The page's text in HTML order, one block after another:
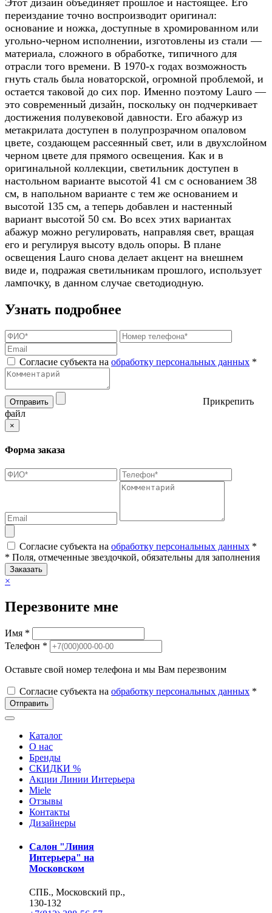
переиздание точно воспроизводит оригинал:
основание и ножка, доступные в хромированном или
угольно-черном исполнении, изготовлены из стали —
материала, сложного в обработке, типичного для
отрасли того времени. В 1970-х годах возможность
гнуть сталь была новаторской, огромной проблемой, и
остается таковой до сих пор. Именно поэтому Lauro —
это современный дизайн, поскольку он подчеркивает
достижения полувековой давности. Его абажур из
метакрилата доступен в полупрозрачном опаловом
цвете, создающем рассеянный свет, или в двухслойном
черном цвете для прямого освещения. Как и в
оригинальной коллекции, светильник доступен в
настольном варианте высотой 41 см с основанием 38
см, в напольном варианте с тем же основанием и
высотой 135 см, а теперь добавлен и настенный
вариант высотой 50 см. Во всех этих вариантах
абажур можно регулировать, направляя свет, вращая
его и регулируя высоту вдоль опоры. В плане
освещения Lauro снова делает акцент на внешнем
виде и, подражая светильникам прошлого, использует
лампочку, в данном случае светодиодную.
Узнать подробнее
Согласие субъекта на обработку персональных данных *
Отправить
Прикрепить
файл
×
Форма заказа
Согласие субъекта на обработку персональных данных *
* Поля, отмеченные звездочкой, обязательны для заполнения
Заказать
×
Перезвоните мне
Имя *
Телефон *
Оставьте свой номер телефона и мы Вам перезвоним
Согласие субъекта на обработку персональных данных *
Отправить
Каталог
О нас
Бренды
СКИДКИ %
Акции Линии Интерьера
Miele
Отзывы
Контакты
Дизайнеры
Салон "Линия
Интерьера" на
Московском
СПБ., Московский пр.,
130-132